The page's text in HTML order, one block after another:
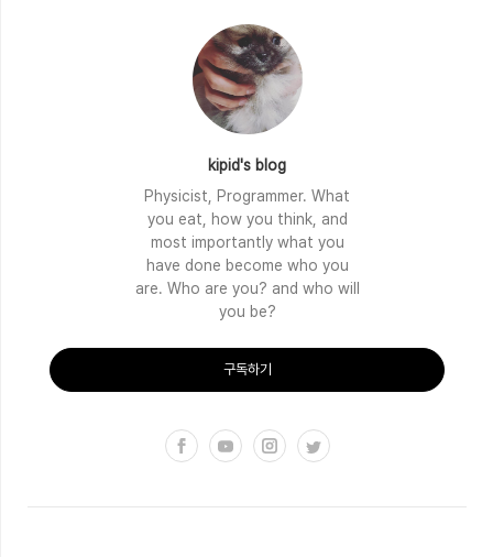
kipid's blog
Physicist, Programmer. What
you eat, how you think, and
most importantly what you
have done become who you
are. Who are you? and who will
you be?
구독하기